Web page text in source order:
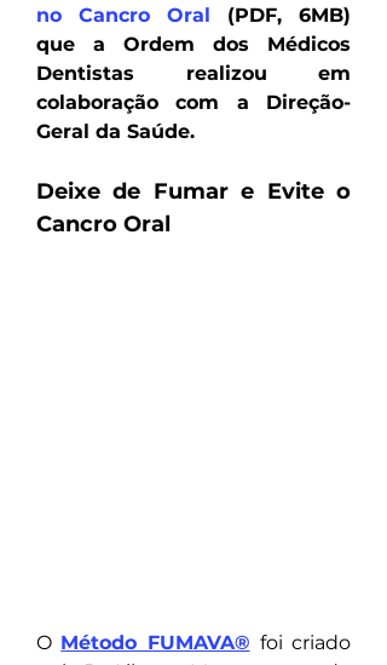
no Cancro Oral
(PDF, 6MB)
que a Ordem dos Médicos
Dentistas realizou em
colaboração com a Direção-
Geral da Saúde.
Deixe de Fumar e Evite o
Cancro Oral
O Método FUMAVA® foi criado